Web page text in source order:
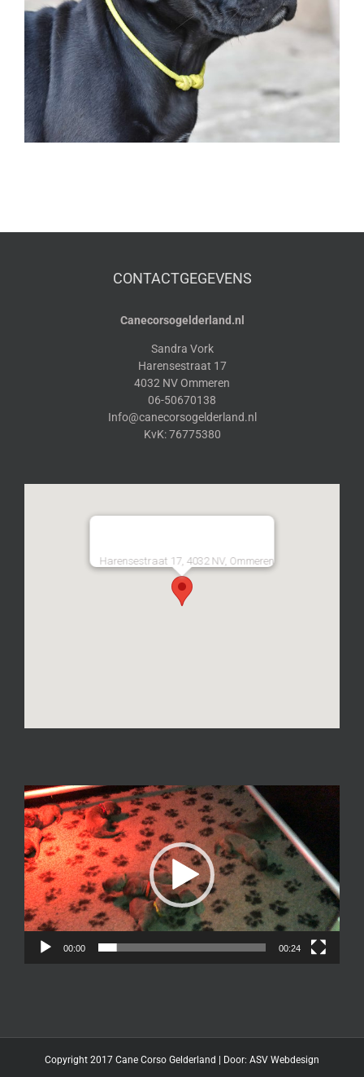
CONTACTGEGEVENS
Canecorsogelderland.nl
Sandra Vork
Harensestraat 17
4032 NV Ommeren
06-50670138
Info@canecorsogelderland.nl
KvK: 76775380
Harensestraat 17, 4032 NV, Ommeren
Videospeler
00:00 00:24
Copyright 2017 Cane Corso Gelderland | Door: ASV Webdesign